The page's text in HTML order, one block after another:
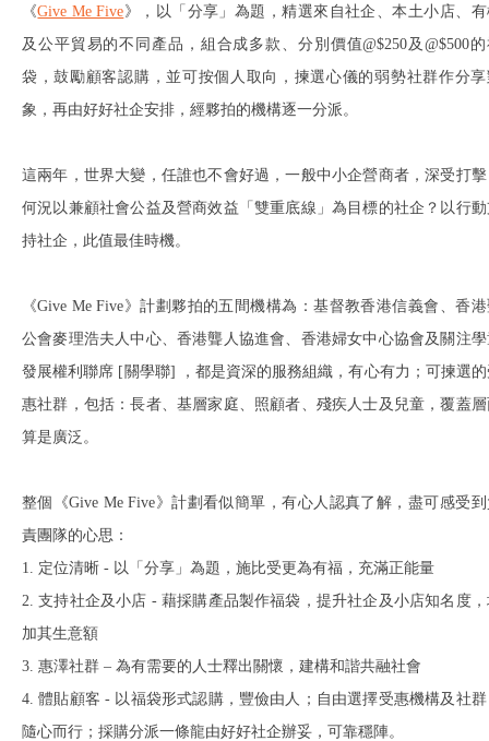
《Give Me Five》，以「分享」為題，精選來自社企、本土小店、有
及公平貿易的不同產品，組合成多款、分別價值@$250及@$500的
袋，鼓勵顧客認購，並可按個人取向，揀選心儀的弱勢社群作分享
象，再由好好社企安排，經夥拍的機構逐一分派。
這兩年，世界大變，任誰也不會好過，一般中小企營商者，深受打
何況以兼顧社會公益及營商效益「雙重底線」為目標的社企？以行
持社企，此值最佳時機。
《Give Me Five》計劃夥拍的五間機構為：基督教香港信義會、香
公會麥理浩夫人中心、香港聾人協進會、香港婦女中心協會及關注
發展權利聯席 [關學聯] ，都是資深的服務組織，有心有力；可揀選
惠社群，包括：長者、基層家庭、照顧者、殘疾人士及兒童，覆蓋
算是廣泛。
整個《Give Me Five》計劃看似簡單，有心人認真了解，盡可感受
責團隊的心思：
1. 定位清晰 - 以「分享」為題，施比受更為有福，充滿正能量
2. 支持社企及小店 - 藉採購產品製作福袋，提升社企及小店知名度
加其生意額
3. 惠澤社群 – 為有需要的人士釋出關懷，建構和諧共融社會
4. 體貼顧客 - 以福袋形式認購，豐儉由人；自由選擇受惠機構及社
隨心而行；採購分派一條龍由好好社企辦妥，可靠穩陣。